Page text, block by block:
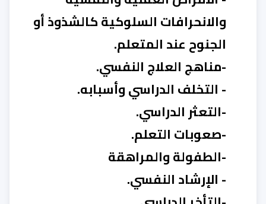
والانحرافات السلوكية كالشذوذ أو
الجنوح عند المتعلم.
-مناهج العلاج النفسي.
- التخلف الدراسي وأسبابه.
-التعثر الدراسي.
-صعوبات التعلم.
-الطفولة والمراهقة
- الإرشاد النفسي.